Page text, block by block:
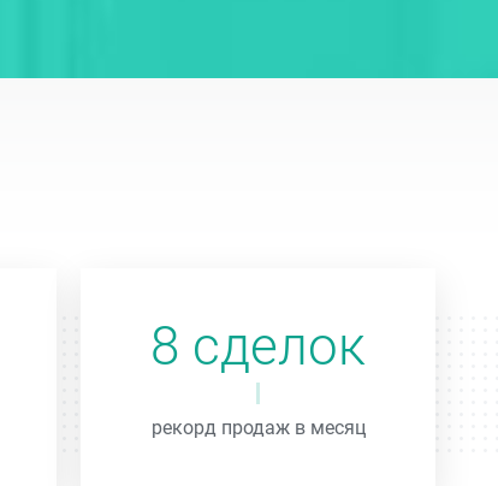
8 сделок
рекорд продаж в месяц